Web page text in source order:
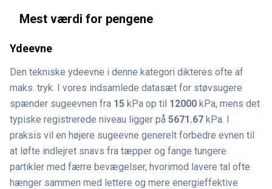
Mest værdi for pengene
Ydeevne
Den tekniske ydeevne i denne kategori dikteres ofte af
maks. tryk. I vores indsamlede datasæt for støvsugere
spænder sugeevnen fra 15 kPa op til 12000 kPa, mens det
typiske registrerede niveau ligger på 5671.67 kPa. I
praksis vil en højere sugeevne generelt forbedre evnen til
at løfte indlejret snavs fra tæpper og fange tungere
partikler med færre bevægelser, hvorimod lavere tal ofte
hænger sammen med lettere og mere energieffektive